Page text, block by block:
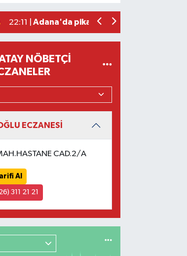
22:11 | Adana'da pikap ile çarpışan
NÖBETÇI
ECZANESİ
CAD.2/A
Al
311 21 21